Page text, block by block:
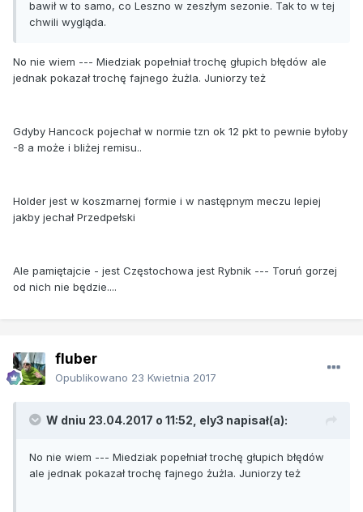
bawił w to samo, co Leszno w zeszłym sezonie. Tak to w tej
chwili wygląda.
No nie wiem --- Miedziak popełniał trochę głupich błędów ale
jednak pokazał trochę fajnego żużla. Juniorzy też
Gdyby Hancock pojechał w normie tzn ok 12 pkt to pewnie byłoby
-8 a może i bliżej remisu..
Holder jest w koszmarnej formie i w następnym meczu lepiej
jakby jechał Przedpełski
Ale pamiętajcie - jest Częstochowa jest Rybnik --- Toruń gorzej
od nich nie będzie....
fluber
Opublikowano 23 Kwietnia 2017
W dniu 23.04.2017 o 11:52, ely3 napisał(a):
No nie wiem --- Miedziak popełniał trochę głupich błędów
ale jednak pokazał trochę fajnego żużla. Juniorzy też